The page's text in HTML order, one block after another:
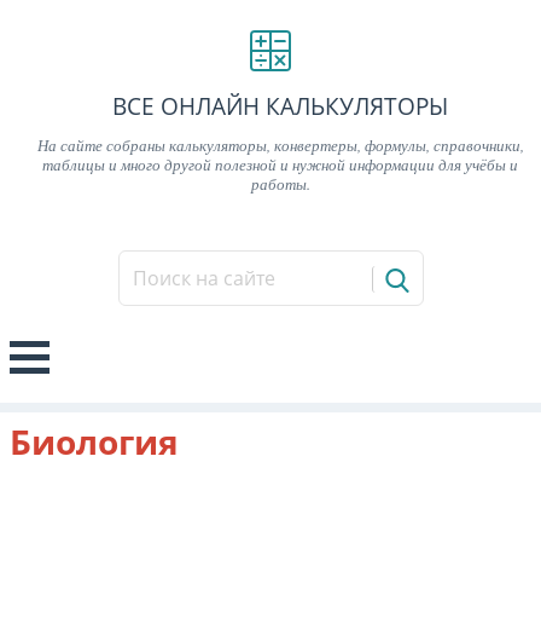
ВСЕ ОНЛАЙН КАЛЬКУЛЯТОРЫ
На сайте собраны калькуляторы, конвертеры, формулы, справочники,
таблицы и много другой полезной и нужной информации для учёбы и
работы.
Биология